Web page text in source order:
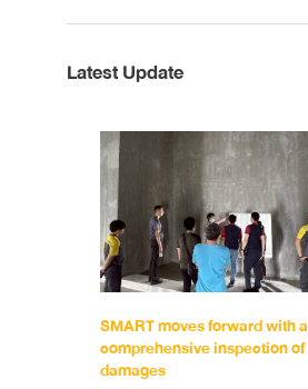
Latest Update
SMART moves forward with a
comprehensive inspection of
damages